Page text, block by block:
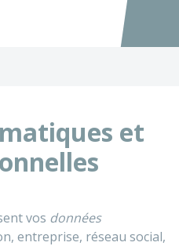
Accéder
et
vos données
entreprise, réseau social,